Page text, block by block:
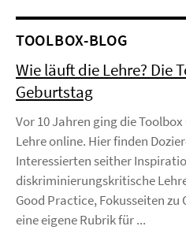
TOOLBOX-BLOG
Wie läuft die Lehre? Die
Geburtstag
Vor 10 Jahren ging die
Lehre online. Hier finden
Interessierten seither
diskriminierungskritische
Good Practice, Fokusseiten
eine eigene Rubrik für ...